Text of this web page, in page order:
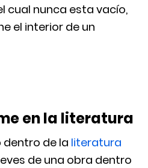
cual nunca esta vacío,
el interior de un
en la literatura
dentro de la literatura
de una obra dentro